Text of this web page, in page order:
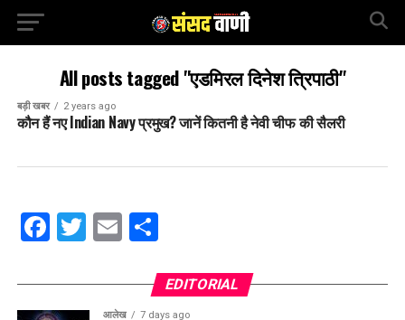
All posts tagged "एडमिरल दिनेश त्रिपाठी"
बड़ी खबर 2 years ago
कौन हैं नए Indian Navy प्रमुख? जानें कितनी है नेवी चीफ की सैलरी
Facebook
Twitter
EmailShare
EDITORIAL
आलेख 7 days ago